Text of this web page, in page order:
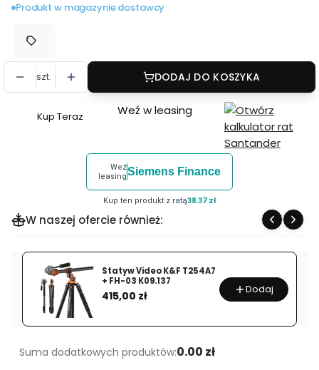
Produkt w magazynie dostawcy
szt. DODAJ DO KOSZYKA
Szybki
R-
Carbon
4-
sekc.
Kup Teraz Weź w leasing
Weź
leasingSiemens Finance
Kup ten produkt z ratą38.37 zł
W naszej ofercie również:
Statyw Video K&F T254A7
+ FH-03 K09.137
Cena
415,00 zł Dodaj
Suma dodatkowych produktów:0.00 zł